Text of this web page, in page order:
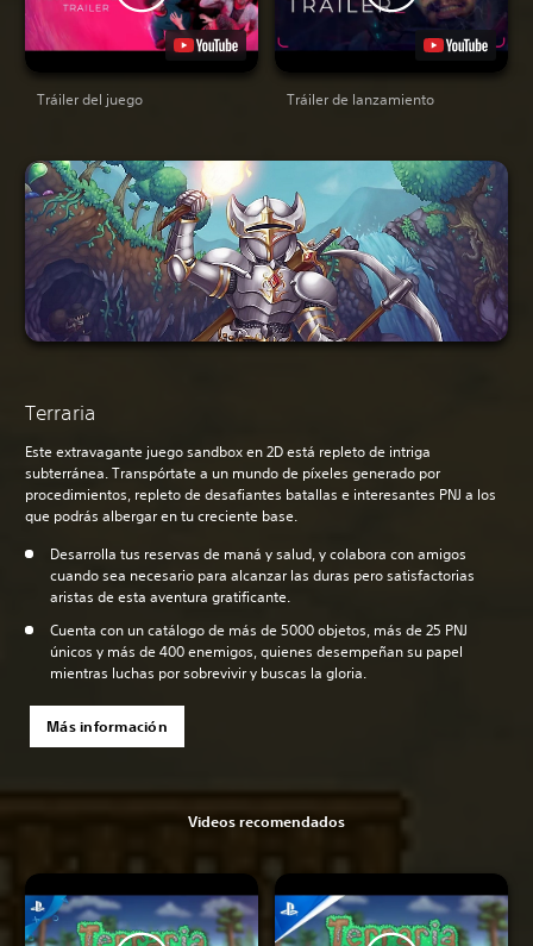
Tráiler del juego Tráiler de lanzamiento
Terraria
Este extravagante juego sandbox en 2D está repleto de intriga
subterránea. Transpórtate a un mundo de píxeles generado por
procedimientos, repleto de desafiantes batallas e interesantes PNJ a los
que podrás albergar en tu creciente base.
Desarrolla tus reservas de maná y salud, y colabora con amigos
cuando sea necesario para alcanzar las duras pero satisfactorias
aristas de esta aventura gratificante.
Cuenta con un catálogo de más de 5000 objetos, más de 25 PNJ
únicos y más de 400 enemigos, quienes desempeñan su papel
mientras luchas por sobrevivir y buscas la gloria.
Más información
Videos recomendados